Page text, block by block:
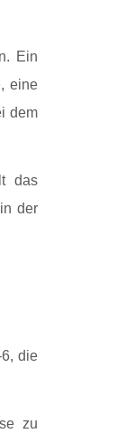
Ein
eine
dem
das
der
die
zu